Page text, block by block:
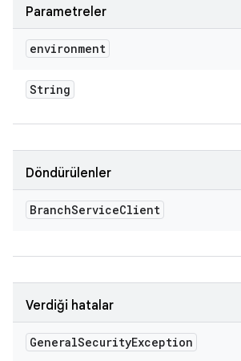
Parametreler
environment
String
Döndürülenler
BranchServiceClient
Verdiği hatalar
GeneralSecurityException